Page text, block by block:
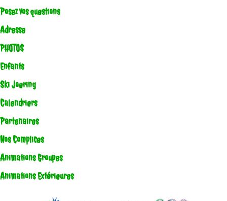
Posez vos questions
Adresse
PHOTOS
Enfants
Ski Joering
Calendriers
Partenaires
Nos Complices
Animations Groupes
Animations Extérieures